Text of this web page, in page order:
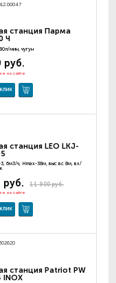
станция Парма
Ч
мин, чугун
руб.
на сайте
КЛИК
станция LEO LKJ-
3, 6м3/ч, Hmax-38м, выс вс 8м, вх/
11 800 руб.
руб.
на сайте
КЛИК
станция Patriot PW
INOX